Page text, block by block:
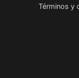
Términos y